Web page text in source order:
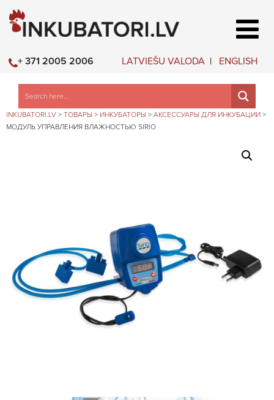
LATVIEŠU VALODA ENGLISH
+ 371 2005 2006
INKUBATORI.LV > ТОВАРЫ > ИНКУБАТОРЫ > АКСЕССУАРЫ ДЛЯ ИНКУБАЦИИ >
МОДУЛЬ УПРАВЛЕНИЯ ВЛАЖНОСТЬЮ SIRIO